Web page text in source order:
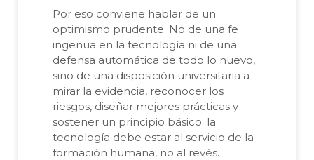
Por eso conviene hablar de un
optimismo prudente. No de una fe
ingenua en la tecnología ni de una
defensa automática de todo lo nuevo,
sino de una disposición universitaria a
mirar la evidencia, reconocer los
riesgos, diseñar mejores prácticas y
sostener un principio básico: la
tecnología debe estar al servicio de la
formación humana, no al revés.